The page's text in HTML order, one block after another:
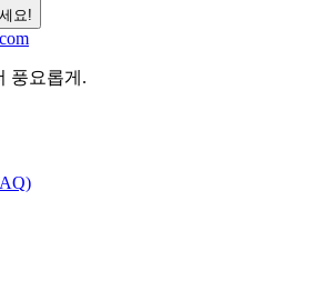
요!
풍요롭게.